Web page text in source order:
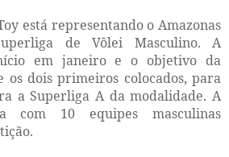
está representando o Amazonas
de Vôlei Masculino. A
em janeiro e o objetivo da
dois primeiros colocados, para
a Superliga A da modalidade. A
com 10 equipes masculinas